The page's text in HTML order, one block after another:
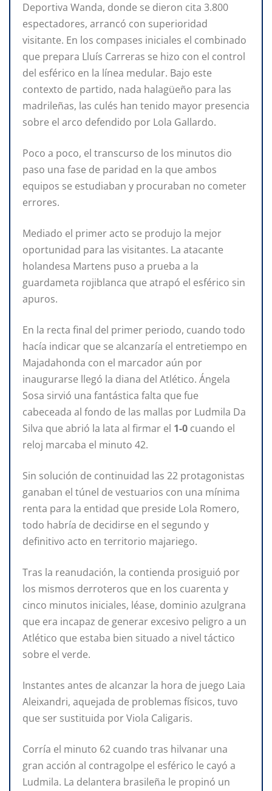
Deportiva Wanda, donde se dieron cita 3.800
espectadores, arrancó con superioridad
visitante. En los compases iniciales el combinado
que prepara Lluís Carreras se hizo con el control
del esférico en la línea medular. Bajo este
contexto de partido, nada halagüeño para las
madrileñas, las culés han tenido mayor presencia
sobre el arco defendido por Lola Gallardo.
Poco a poco, el transcurso de los minutos dio
paso una fase de paridad en la que ambos
equipos se estudiaban y procuraban no cometer
errores.
Mediado el primer acto se produjo la mejor
oportunidad para las visitantes. La atacante
holandesa Martens puso a prueba a la
guardameta rojiblanca que atrapó el esférico sin
apuros.
En la recta final del primer periodo, cuando todo
hacía indicar que se alcanzaría el entretiempo en
Majadahonda con el marcador aún por
inaugurarse llegó la diana del Atlético. Ángela
Sosa sirvió una fantástica falta que fue
cabeceada al fondo de las mallas por Ludmila Da
Silva que abrió la lata al firmar el 1-0 cuando el
reloj marcaba el minuto 42.
Sin solución de continuidad las 22 protagonistas
ganaban el túnel de vestuarios con una mínima
renta para la entidad que preside Lola Romero,
todo habría de decidirse en el segundo y
definitivo acto en territorio majariego.
Tras la reanudación, la contienda prosiguió por
los mismos derroteros que en los cuarenta y
cinco minutos iniciales, léase, dominio azulgrana
que era incapaz de generar excesivo peligro a un
Atlético que estaba bien situado a nivel táctico
sobre el verde.
Instantes antes de alcanzar la hora de juego Laia
Aleixandri, aquejada de problemas físicos, tuvo
que ser sustituida por Viola Caligaris.
Corría el minuto 62 cuando tras hilvanar una
gran acción al contragolpe el esférico le cayó a
Ludmila. La delantera brasileña le propinó un